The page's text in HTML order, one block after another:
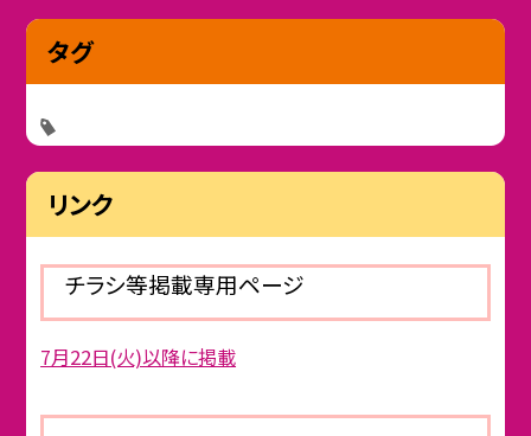
タグ
リンク
チラシ等掲載専用ページ
7月22日(火)以降に掲載